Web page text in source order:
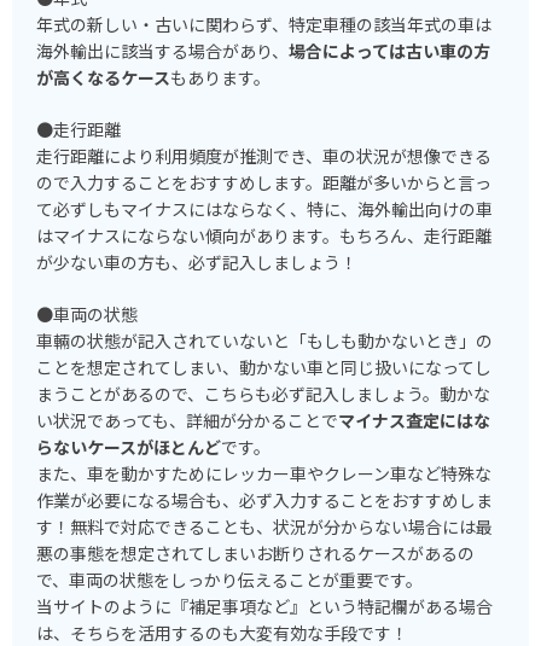
年式の新しい・古いに関わらず、特定車種の該当年式の車は
海外輸出に該当する場合があり、 場合によっては古い車の方
が高くなるケースもあります。
●走行距離
走行距離により利用頻度が推測でき、車の状況が想像できる
ので入力することをおすすめします。距離が多いからと言っ
て必ずしもマイナスにはならなく、特に、海外輸出向けの車
はマイナスにならない傾向があります。もちろん、走行距離
が少ない車の方も、必ず記入しましょう！
●車両の状態
車輛の状態が記入されていないと「もしも動かないとき」の
ことを想定されてしまい、動かない車と同じ扱いになってし
まうことがあるので、こちらも必ず記入しましょう。動かな
い状況であっても、詳細が分かることでマイナス査定にはな
らないケースがほとんどです。
また、車を動かすためにレッカー車やクレーン車など特殊な
作業が必要になる場合も、必ず入力することをおすすめしま
す！無料で対応できることも、状況が分からない場合には最
悪の事態を想定されてしまいお断りされるケースがあるの
で、車両の状態をしっかり伝えることが重要です。
当サイトのように『補足事項など』という特記欄がある場合
は、そちらを活用するのも大変有効な手段です！